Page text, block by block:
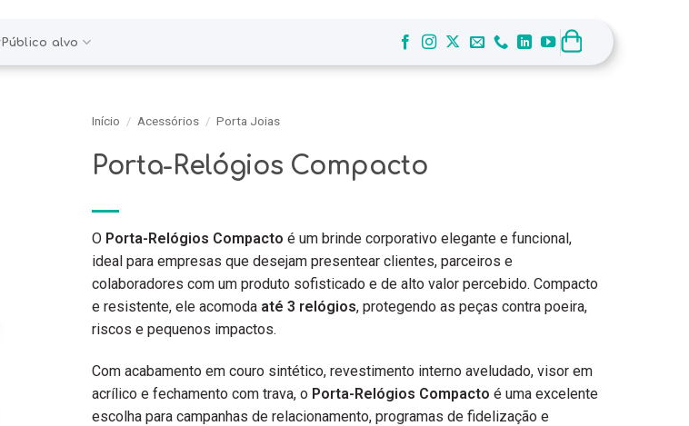
Público alvo
Início / Acessórios / Porta Joias
Porta-Relógios Compacto
O Porta-Relógios Compacto é um brinde corporativo elegante e funcional,
ideal para empresas que desejam presentear clientes, parceiros e
colaboradores com um produto sofisticado e de alto valor percebido. Compacto
e resistente, ele acomoda até 3 relógios, protegendo as peças contra poeira,
riscos e pequenos impactos.
Com acabamento em couro sintético, revestimento interno aveludado, visor em
acrílico e fechamento com trava, o Porta-Relógios Compacto é uma excelente
escolha para campanhas de relacionamento, programas de fidelização e